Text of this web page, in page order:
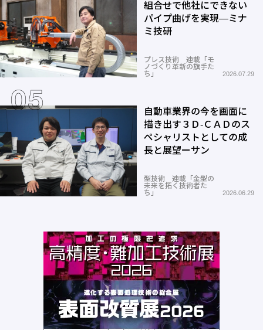
組合せで他社にできない
パイプ曲げを実現―ミナ
ミ技研
プレス技術 連載「モ
ノづくり革新の旗手た
ち」
2026.07.29
自動車業界の今を画面に
描き出す３Ｄ-ＣＡＤのス
ペシャリストとしての成
長と展望ーサン
型技術 連載「金型の
未来を拓く技術者た
ち」
2026.06.29